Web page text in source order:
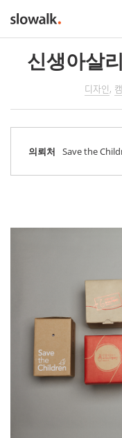
메인콘텐츠
신생아살
디자인
의뢰처 Save the